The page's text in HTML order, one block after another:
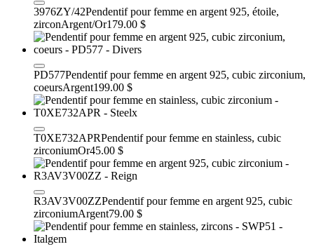
3976ZY/42Pendentif pour femme en argent 925, étoile,
zirconArgent/Or179.00 $
PD577Pendentif pour femme en argent 925, cubic zirconium,
coeursArgent199.00 $
T0XE732APRPendentif pour femme en stainless, cubic
zirconiumOr45.00 $
R3AV3V00ZZPendentif pour femme en argent 925, cubic
zirconiumArgent79.00 $